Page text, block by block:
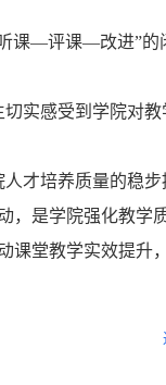
课—评课—改进”的
实感受到学院对
才培养质量的稳
，是学院强化教学
课堂教学实效提升